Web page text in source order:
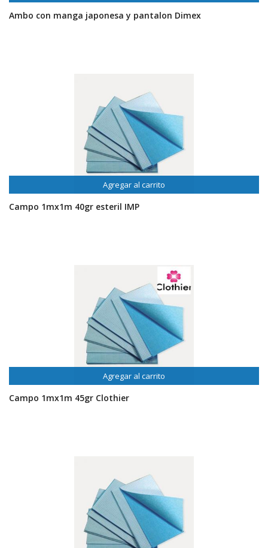
Ambo con manga japonesa y pantalon Dimex
Agregar al carrito
Campo 1mx1m 40gr esteril IMP
Agregar al carrito
Campo 1mx1m 45gr Clothier